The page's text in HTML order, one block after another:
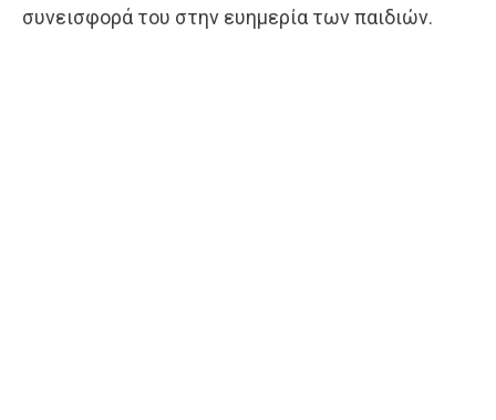
συνεισφορά του στην ευημερία των παιδιών.